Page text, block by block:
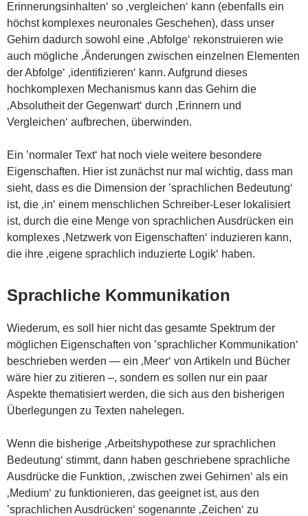
Erinnerungsinhalten‘ so ‚vergleichen‘ kann (ebenfalls ein
höchst komplexes neuronales Geschehen), dass unser
Gehirn dadurch sowohl eine ‚Abfolge‘ rekonstruieren wie
auch mögliche ‚Änderungen zwischen einzelnen Elementen
der Abfolge‘ ‚identifizieren‘ kann. Aufgrund dieses
hochkomplexen Mechanismus kann das Gehirn die
‚Absolutheit der Gegenwart‘ durch ‚Erinnern und
Vergleichen‘ aufbrechen, überwinden.
Ein ’normaler Text‘ hat noch viele weitere besondere
Eigenschaften. Hier ist zunächst nur mal wichtig, dass man
sieht, dass es die Dimension der ’sprachlichen Bedeutung‘
ist, die ‚in‘ einem menschlichen Schreiber-Leser lokalisiert
ist, durch die eine Menge von sprachlichen Ausdrücken ein
komplexes ‚Netzwerk von Eigenschaften‘ induzieren kann,
die ihre ‚eigene sprachlich induzierte Logik‘ haben.
Sprachliche Kommunikation
Wiederum, es soll hier nicht das gesamte Spektrum der
möglichen Eigenschaften von ’sprachlicher Kommunikation‘
beschrieben werden — ein ‚Meer‘ von Artikeln und Bücher
wäre hier zu zitieren –, sondern es sollen nur ein paar
Aspekte thematisiert werden, die sich aus den bisherigen
Überlegungen zu Texten nahelegen.
Wenn die bisherige ‚Arbeitshypothese zur sprachlichen
Bedeutung‘ stimmt, dann haben geschriebene sprachliche
Ausdrücke die Funktion, ‚zwischen zwei Gehirnen‘ als ein
‚Medium‘ zu funktionieren, das geeignet ist, aus den
’sprachlichen Ausdrücken‘ sogenannte ‚Zeichen‘ zu